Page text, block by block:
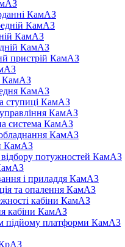
КамАЗ
КамАЗ
КамАЗ
КамАЗ
пристрій КамАЗ
КамАЗ
КамАЗ
ступиці КамАЗ
КамАЗ
система КамАЗ
КамАЗ
КамАЗ
потужностей КамАЗ
і приладдя КамАЗ
та опалення КамАЗ
кабіни КамАЗ
кабіни КамАЗ
підйому платформи КамАЗ